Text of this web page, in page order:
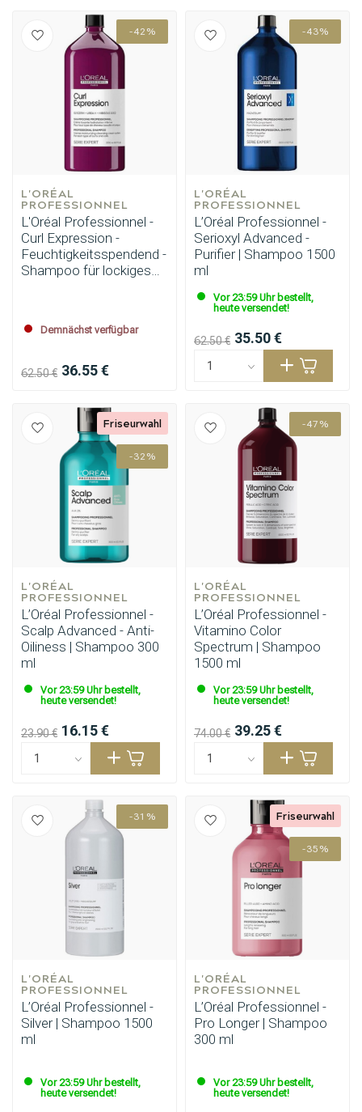
Umformung CombiDeals
-42%
L'ORÉAL
PROFESSIONNEL
L'Oréal Professionnel -
Curl Expression -
Feuchtigkeitsspendend -
Shampoo für lockiges
Demnächst verfügbar
62.50 € 36.55 €
-43%
L'ORÉAL
PROFESSIONNEL
L’Oréal Professionnel -
Serioxyl Advanced -
Purifier | Shampoo 1500
ml
Vor 23:59 Uhr bestellt,
heute versendet!
62.50 € 35.50 €
-32%
L'ORÉAL
PROFESSIONNEL
L’Oréal Professionnel -
Scalp Advanced - Anti-
Oiliness | Shampoo 300
ml
Vor 23:59 Uhr bestellt,
heute versendet!
23.90 € 16.15 €
Friseurwahl -47%
L'ORÉAL
PROFESSIONNEL
L’Oréal Professionnel -
Vitamino Color
Spectrum | Shampoo
1500 ml
Vor 23:59 Uhr bestellt,
heute versendet!
74.00 € 39.25 €
-31%
L'ORÉAL
PROFESSIONNEL
L’Oréal Professionnel -
Silver | Shampoo 1500
ml
Vor 23:59 Uhr bestellt,
heute versendet!
-35%
L'ORÉAL
PROFESSIONNEL
L’Oréal Professionnel -
Pro Longer | Shampoo
300 ml
Vor 23:59 Uhr bestellt,
heute versendet!
Friseurwahl